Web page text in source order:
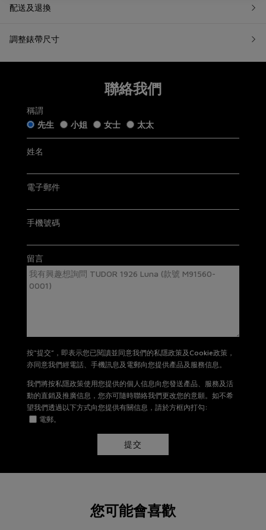
五年保用證
開立日期而定，保養內容詳情請參閱Tudor官方網站)
如果您希望退換貨，請在收到貨品日起計7天內提交退換貨申請
或聯繫我們的客戶服務。所有退回商品都必須處於「原銷售狀
態」。我們收到您的退換貨申請後會盡快跟進。
「原銷售狀態」是指貨品：
仍保留完好的原廠包裝及未移除的保護膜，齊備附帶的帝舵
未曾佩戴、使用或修改，仍保持銷售時的狀態；及
無任何程度損毁。
電話:+852 2192 3123
配送及退換
調整錶帶尺寸
聯絡我們
稱謂
先生
小姐 女士 太太
姓名
電子郵件
手機號碼
留言
按“提交”，即表示您已閱讀並同意我們的私隱政策及Cookie政策，
亦同意我們經電話、手機訊息及電郵向您提供產品及服務信息。
我們將按私隱政策使用您提供的個人信息向您發送產品、服務及活
動的直銷及推廣信息，您亦可隨時聯絡我們更改您的意願。如不希
望我們透過以下方式向您提供有關信息，請於方框內打勾:
電郵。
提交
您可能會喜歡